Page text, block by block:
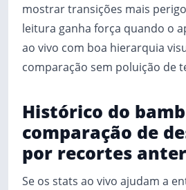
mostrar transições mais
leitura ganha força quando o
ao vivo com boa hierarquia
comparação sem poluição de
Histórico do
comparação de
por recortes
Se os stats ao vivo ajudam a